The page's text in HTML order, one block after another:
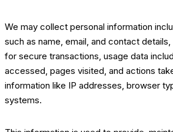
We may collect personal information
such as name, email, and contact
for secure transactions, usage data
accessed, pages visited, and actions
information like IP addresses, browser
systems.